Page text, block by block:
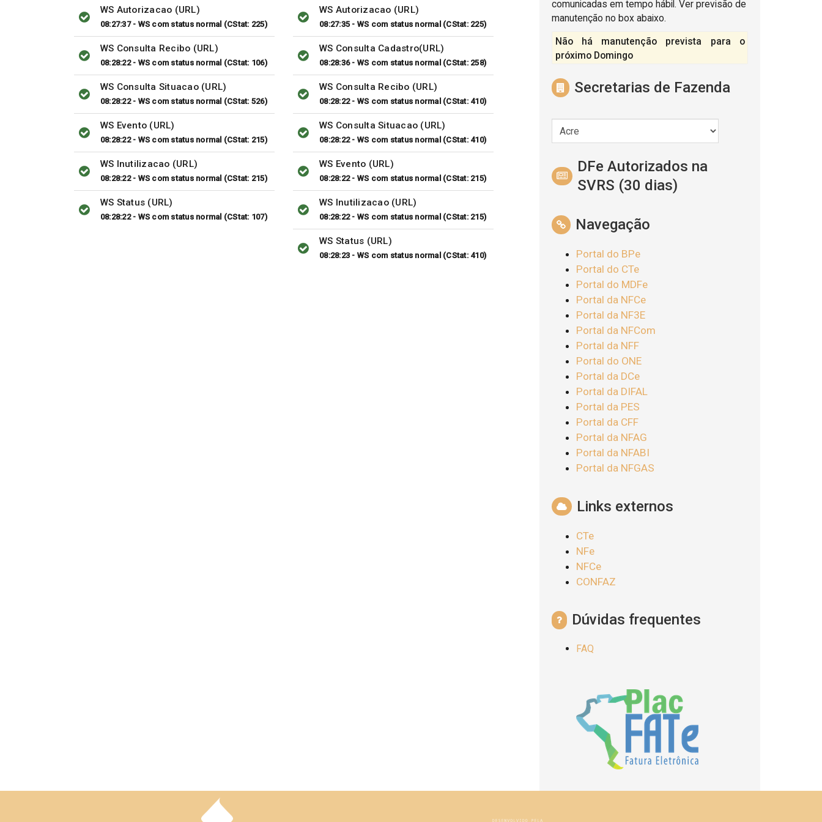
WS Autorizacao (URL)
08:27:37 - WS com status normal (CStat: 225)
WS Consulta Recibo (URL)
08:28:22 - WS com status normal (CStat: 106)
WS Consulta Situacao (URL)
08:28:22 - WS com status normal (CStat: 526)
WS Evento (URL)
08:28:22 - WS com status normal (CStat: 215)
WS Inutilizacao (URL)
08:28:22 - WS com status normal (CStat: 215)
WS Status (URL)
08:28:22 - WS com status normal (CStat: 107)
WS Autorizacao (URL)
08:27:35 - WS com status normal (CStat: 225)
WS Consulta Cadastro(URL)
08:28:36 - WS com status normal (CStat: 258)
WS Consulta Recibo (URL)
08:28:22 - WS com status normal (CStat: 410)
WS Consulta Situacao (URL)
08:28:22 - WS com status normal (CStat: 410)
WS Evento (URL)
08:28:22 - WS com status normal (CStat: 215)
WS Inutilizacao (URL)
08:28:22 - WS com status normal (CStat: 215)
WS Status (URL)
08:28:23 - WS com status normal (CStat: 410)
comunicadas em tempo hábil. Ver previsão de
manutenção no box abaixo.
Não há manutenção prevista para o
próximo Domingo
Secretarias de Fazenda
DFe Autorizados na
SVRS (30 dias)
Navegação
Portal do BPe
Portal do CTe
Portal do MDFe
Portal da NFCe
Portal da NF3E
Portal da NFCom
Portal da NFF
Portal do ONE
Portal da DCe
Portal da DIFAL
Portal da PES
Portal da CFF
Portal da NFAG
Portal da NFABI
Portal da NFGAS
Links externos
CTe
NFe
NFCe
CONFAZ
Dúvidas frequentes
FAQ